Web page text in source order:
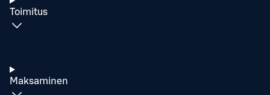
Toimitus
Maksaminen